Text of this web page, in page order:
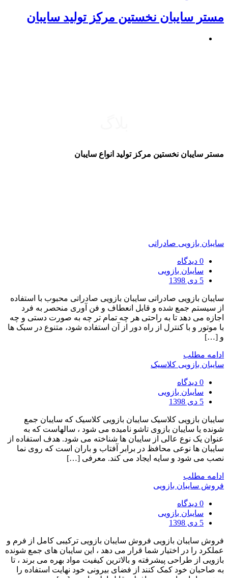
مستر سایبان نخستین مرکز تولید سایبان
مستر سایبان نخستین مرکز تولید انواع سایبان
سایبان بازویی صادراتی
0 دیدگاه
سایبان بازویی
5 دی 1398
سایبان بازویی صادراتی سایبان بازویی صادراتی محبوب با استفاده
از سیستم جمع شده و قابل انعطاف و فن آوری منحصر به فرد
اجازه می دهد تا به راحتی هر چه تمام تر چه به صورت دستی و چه
با موتور و با کنترل از راه دور از آن استفاده شود، متنوع در سبک ها
و […]
ادامه مطلب
سایبان بازویی کلاسیک
0 دیدگاه
سایبان بازویی
5 دی 1398
سایبان بازویی کلاسیک سایبان بازویی کلاسیک که سایبان جمع
شونده یا سایبان بازوی تاشو نامیده می شود ، سالهاست که به
عنوان یک نوع عالی از سایبان ها شناخته می شود. هدف استفاده از
سایبان ها نوعی محافظ در برابر آفتاب و باران است که روی نما
نصب می شود و سایه ایجاد می کند. معرفی […]
ادامه مطلب
فروش سایبان بازویی
0 دیدگاه
سایبان بازویی
5 دی 1398
فروش سایبان بازویی فروش سایبان بازویی ترکیبی کامل از فرم و
عملکرد را در اختیار شما قرار می دهد ، این سایبان های جمع شونده
بازویی از طراحی پیشرفته و بالاترین کیفیت مواد بهره می برند ، تا
به صاحبان خود کمک کنند از فضای بیرونی خود نهایت استفاده را